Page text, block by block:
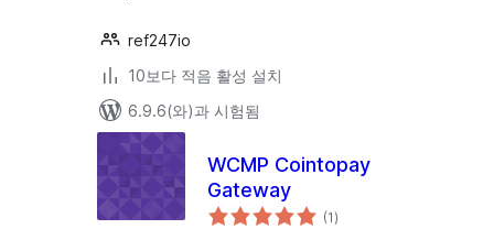
ref247io
10보다 적음 활성 설치
6.9.6(와)과 시험됨
WCMP Cointopay
Gateway
(1전
체)